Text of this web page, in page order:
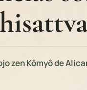
zen Kômyô de